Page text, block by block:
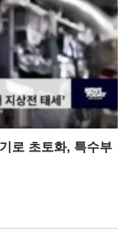
로 초토화, 특수부